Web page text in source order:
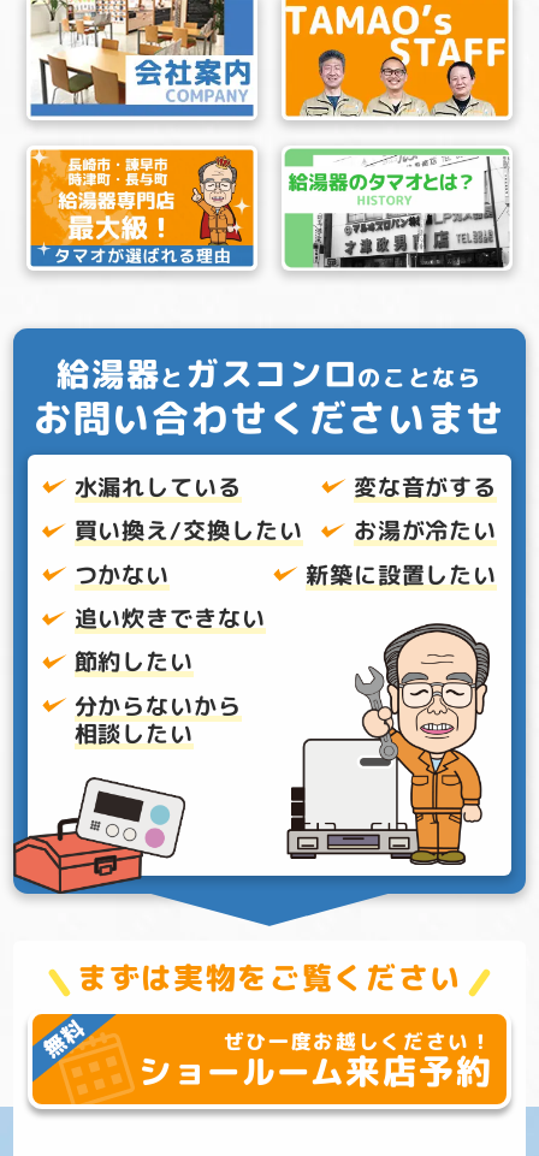
給湯器と ガスコンロのことなら
お問い合わせくださいませ
水漏れしている
変な音がする
買い換え/交換したい
お湯が冷たい
つかない
新築に設置したい
追い炊きできない
節約したい
分からないから
相談したい
まずは実物をご覧ください
ぜひ一度お越しください！
ショールーム来店予約